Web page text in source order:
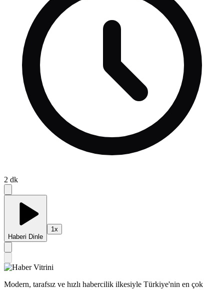
2 dk
Haberi Dinle
1x
Modern, tarafsız ve hızlı habercilik ilkesiyle Türkiye'nin en çok